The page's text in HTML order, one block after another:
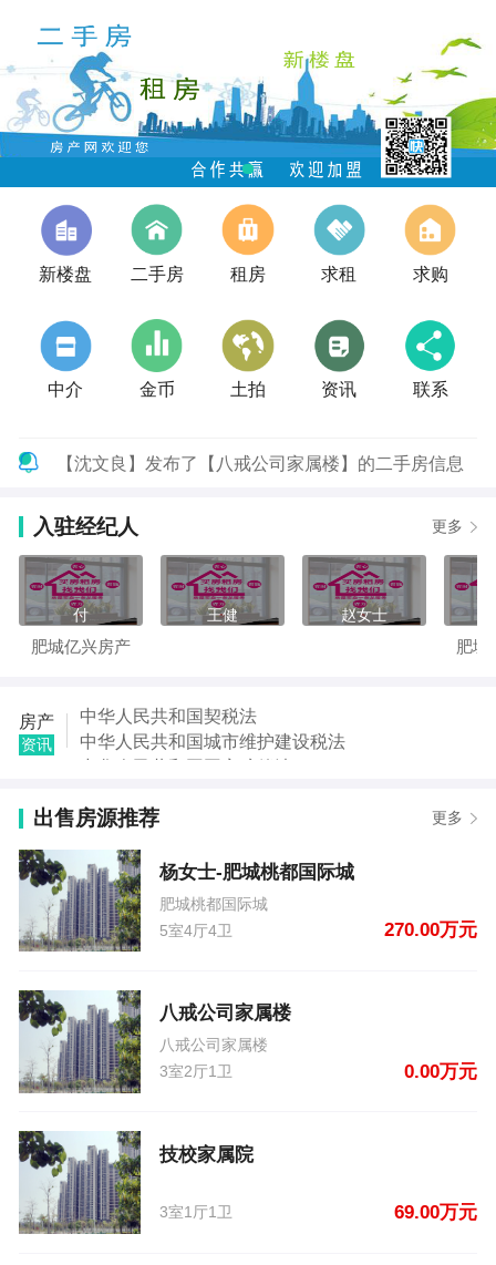
新楼盘 二手房 租房 求租 求购
中介 金币 土拍 资讯 联系
【沈文良】发布了【八戒公司家属楼】的二手房信息
【赵学军】发布了【岱岳凤山城】的二手房信息
【爱剪成集】发布了【康城丽都西区】的二手房信息
【赵女士】发布了【河西小区】的租房信息
【赵女士】发布了【河西小区】的租房信息
【杨春梅】发布了【特钢小区】的租房信息
【杨春梅】发布了【特钢小区】的租房信息
【杨春梅】发布了【特钢小区】的租房信息
房信息
入驻经纪人 更多
付
肥城亿兴房产
王健 赵女士
肥城
房产
资讯
中华人民共和国契税法
中华人民共和国城市维护建设税法
中华人民共和国土地管理法
中华人民共和国税收征收管理法
中华人民共和国城市房地产管理法
出售房源推荐 更多
杨女士-肥城桃都国际城
肥城桃都国际城
5室4厅4卫
270.00万元
八戒公司家属楼
八戒公司家属楼
3室2厅1卫
0.00万元
技校家属院
3室1厅1卫 69.00万元